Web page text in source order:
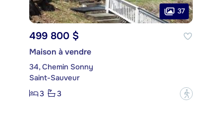
37
499 800 $
Maison à vendre
34, Chemin Sonny
Saint-Sauveur
3
3 ?